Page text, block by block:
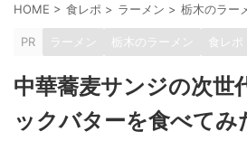
HOME > 食レポ > ラーメン > 栃木のラー
PR ラーメン 栃木のラーメン 食レポ
中華蕎麦サンジの次世
ックバターを食べてみ